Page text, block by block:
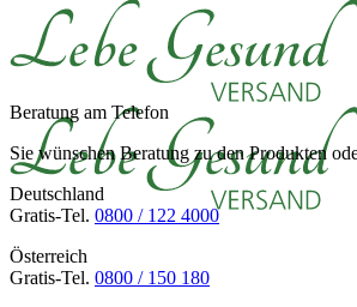
Beratung am Telefon
Sie wünschen Beratung zu den Produkten
Deutschland
Gratis-Tel. 0800 / 122 4000
Österreich
Gratis-Tel. 0800 / 150 180